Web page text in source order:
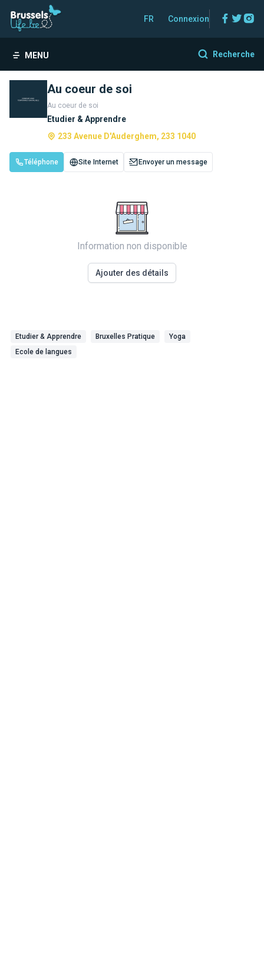
FR Connexion
MENU Recherche
Au coeur de soi
Au coeur de soi
Etudier & Apprendre
233 Avenue D'Auderghem, 233 1040
Téléphone Site Internet Envoyer un message
Information non disponible
Ajouter des détails
Etudier & Apprendre Bruxelles Pratique
Yoga
Ecole de langues